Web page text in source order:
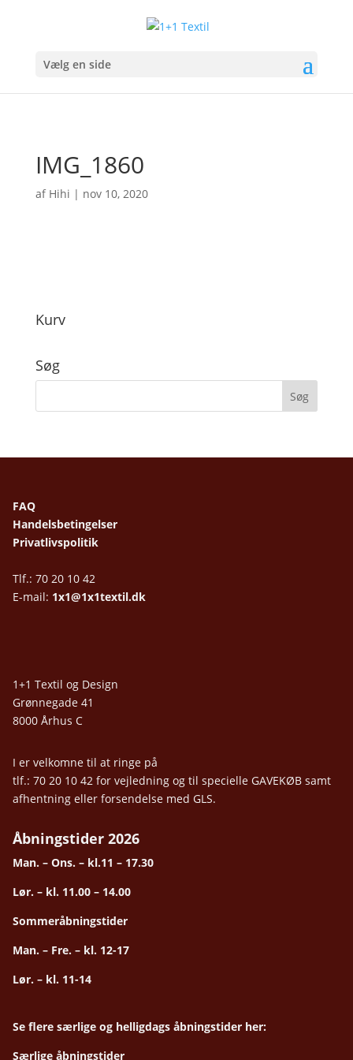
Vælg en side
IMG_1860
af Hihi | nov 10, 2020
Kurv
Søg
FAQ
Handelsbetingelser
Privatlivspolitik
Tlf.: 70 20 10 42
E-mail: 1x1@1x1textil.dk
1+1 Textil og Design
Grønnegade 41
8000 Århus C
I er velkomne til at ringe på
tlf.: 70 20 10 42 for vejledning og til specielle GAVEKØB samt
afhentning eller forsendelse med GLS.
Åbningstider 2026
Man. – Ons. – kl.11 – 17.30
Lør. – kl. 11.00 – 14.00
Sommeråbningstider
Man. – Fre. – kl. 12-17
Lør. – kl. 11-14
Se flere særlige og helligdags åbningstider her:
Særlige åbningstider